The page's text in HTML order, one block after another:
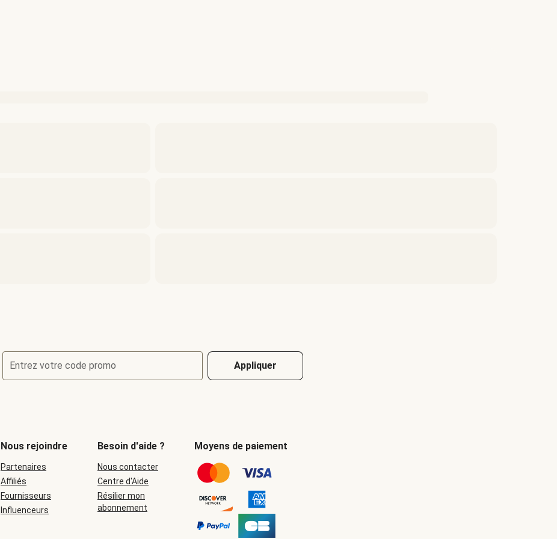
Entrez votre code promo Appliquer
Nous rejoindre
Partenaires
Affiliés
Fournisseurs
Influenceurs
Besoin d'aide ?
Nous contacter
Centre d'Aide
Résilier mon
abonnement
Moyens de paiement